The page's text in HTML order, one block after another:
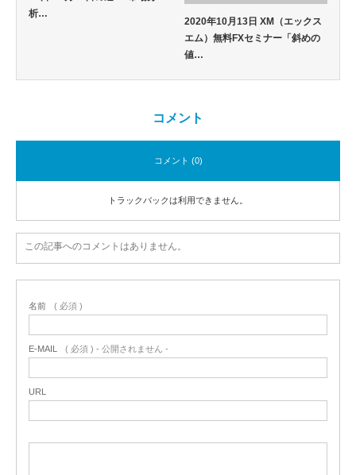
析…
2020年10月13日 XM（エックス
エム）無料FXセミナー「斜めの
値…
コメント
コメント (0)
トラックバックは利用できません。
この記事へのコメントはありません。
名前 ( 必須 )
E-MAIL ( 必須 ) - 公開されません -
URL